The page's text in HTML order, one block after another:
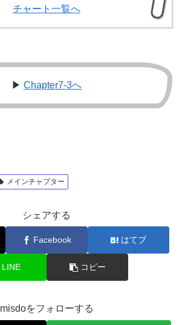
チャート一覧へ
▶ Chapter7-3へ
メインチャプター
シェアする
Facebook はてブ
LINE コピー
misdoをフォローする